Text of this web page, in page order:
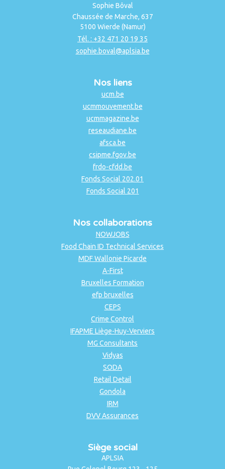
Sophie Bôval
Chaussée de Marche, 637
5100 Wierde (Namur)
Tél. : +32 471 20 19 35
sophie.boval@aplsia.be
Nos liens
ucm.be
ucmmouvement.be
ucmmagazine.be
reseaudiane.be
afsca.be
csipme.fgov.be
frdo-cfdd.be
Fonds Social 202.01
Fonds Social 201
Nos collaborations
NOWJOBS
Food Chain ID Technical Services
MDF Wallonie Picarde
A-First
Bruxelles Formation
efp bruxelles
CEPS
Crime Control
IFAPME Liège-Huy-Verviers
MG Consultants
Vidyas
SODA
Retail Detail
Gondola
IRM
DVV Assurances
Siège social
APLSIA